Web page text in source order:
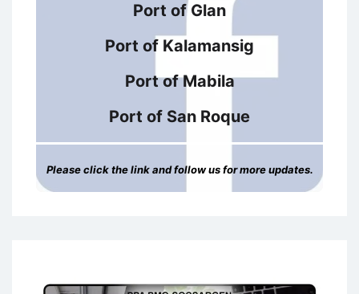
Port of Glan
Port of Kalamansig
Port of Mabila
Port of San Roque
Please click the link and follow us for more updates.